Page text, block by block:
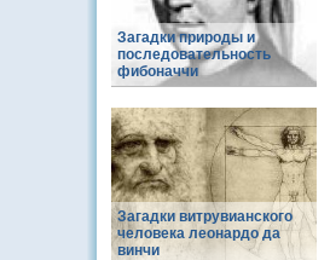
Загадки природы и
последовательность
фибоначчи
Загадки витрувианского
человека леонардо да
винчи